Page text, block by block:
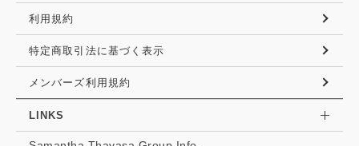
利用規約
特定商取引法に基づく表示
メンバーズ利用規約
LINKS